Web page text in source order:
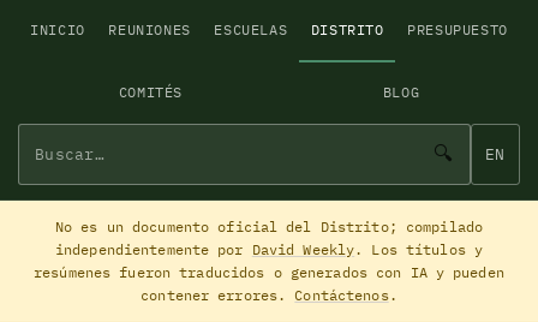
INICIO REUNIONES ESCUELAS DISTRITO PRESUPUESTO
COMITÉS BLOG
🔍 EN
No es un documento oficial del Distrito; compilado
independientemente por David Weekly. Los títulos y
resúmenes fueron traducidos o generados con IA y pueden
contener errores. Contáctenos.